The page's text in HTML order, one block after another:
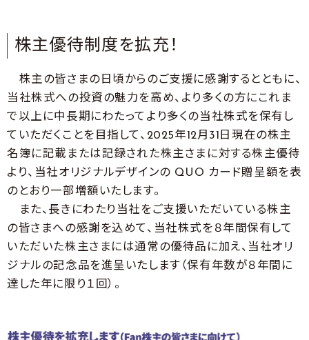
株主優待制度を拡充！
株主の皆さまの日頃からのご支援に感謝するとともに、
当社株式への投資の魅力を高め、より多くの方にこれま
で以上に中長期にわたってより多くの当社株式を保有し
ていただくことを目指して、2025年12月31日現在の株主
名簿に記載または記録された株主さまに対する株主優待
より、当社オリジナルデザインの QUO カード贈呈額を表
のとおり一部増額いたします。
また、長きにわたり当社をご支援いただいている株主
の皆さまへの感謝を込めて、当社株式を８年間保有して
いただいた株主さまには通常の優待品に加え、当社オリ
ジナルの記念品を進呈いたします（保有年数が８年間に
達した年に限り１回）。